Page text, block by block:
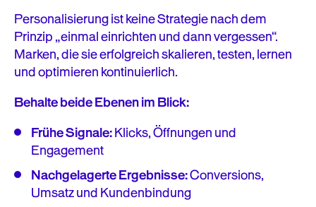
Personalisierung ist keine Strategie nach dem
Prinzip „einmal einrichten und dann vergessen“.
Marken, die sie erfolgreich skalieren, testen, lernen
und optimieren kontinuierlich.
Behalte beide Ebenen im Blick:
Frühe Signale:Klicks, Öffnungen und
Engagement
Nachgelagerte Ergebnisse:Conversions,
Umsatz und Kundenbindung